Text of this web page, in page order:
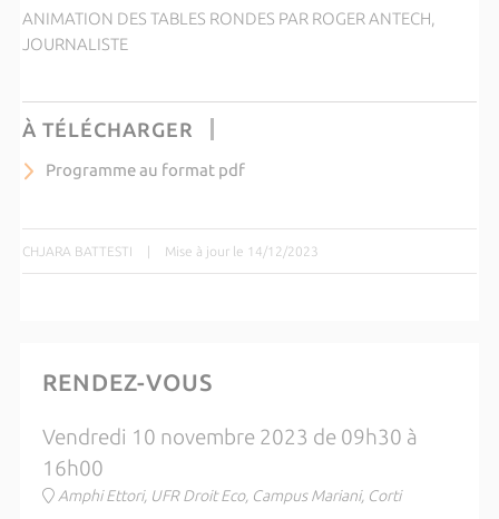
ANIMATION DES TABLES RONDES PAR ROGER ANTECH,
JOURNALISTE
À TÉLÉCHARGER
Programme au format pdf
CHJARA BATTESTI | Mise à jour le 14/12/2023
RENDEZ-VOUS
Vendredi 10 novembre 2023 de 09h30 à
16h00
Amphi Ettori, UFR Droit Eco, Campus Mariani, Corti